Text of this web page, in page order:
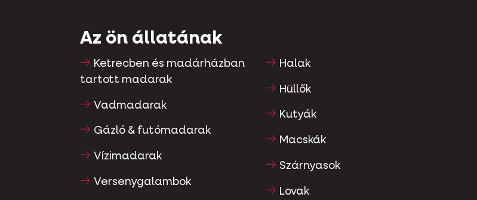
Az ön állatának
Ketrecben és madárházban
tartott madarak
Vadmadarak
Gázló & futómadarak
Vízimadarak
Versenygalambok
Halak
Hüllők
Kutyák
Macskák
Szárnyasok
Lovak